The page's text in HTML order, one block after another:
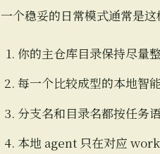
一个稳妥的日常模式通常是这
你的主仓库目录保持尽量
每一个比较成型的本地智
分支名和目录名都按任务
本地 agent 只在对应